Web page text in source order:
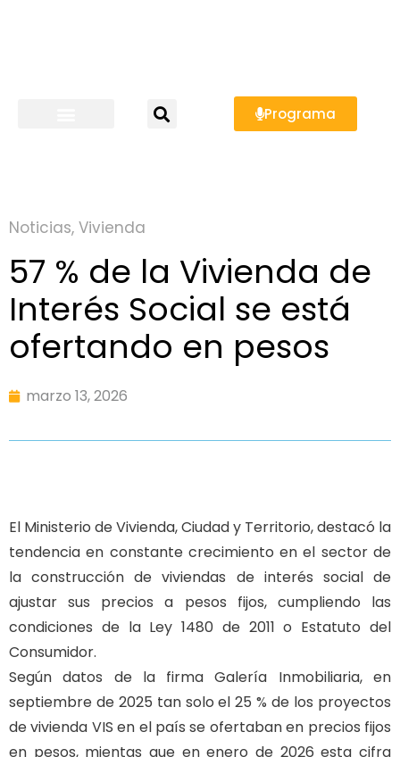
Programa
Noticias, Vivienda
57 % de la Vivienda de
Interés Social se está
ofertando en pesos
marzo 13, 2026
El Ministerio de Vivienda, Ciudad y Territorio, destacó la
tendencia en constante crecimiento en el sector de
la construcción de viviendas de interés social de
ajustar sus precios a pesos fijos, cumpliendo las
condiciones de la Ley 1480 de 2011 o Estatuto del
Consumidor.
Según datos de la firma Galería Inmobiliaria, en
septiembre de 2025 tan solo el 25 % de los proyectos
de vivienda VIS en el país se ofertaban en precios fijos
en pesos, mientas que en enero de 2026 esta cifra